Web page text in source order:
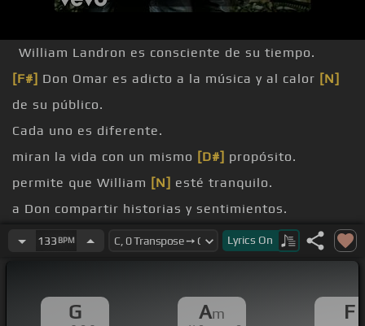
William Landron es consciente de su tiempo.
[F#] Don Omar es adicto a la música y al calor [N]
de su público.
Cada uno es diferente.
miran la vida con un mismo [D#] propósito.
permite que William [N] esté tranquilo.
a Don compartir historias y sentimientos.
sea, esté con quien esté.
133 BPM Lyrics On
G Am F